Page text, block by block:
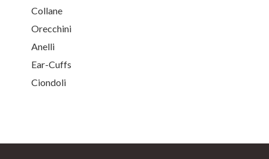
Collane
Orecchini
Anelli
Ear-Cuffs
Ciondoli